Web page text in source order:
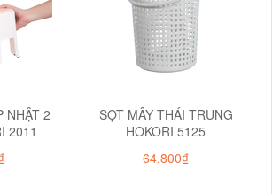
NHẬT 2
2011
SỌT MÂY THÁI TRUNG
HOKORI 5125
64.800₫